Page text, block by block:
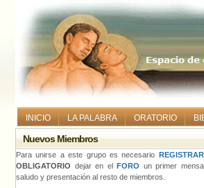
INICIO LA PALABRA ORATORIO
Nuevos Miembros
Para unirse a este grupo es necesario
OBLIGATORIO dejar en el FORO un primer
saludo y presentación al resto de miembros.